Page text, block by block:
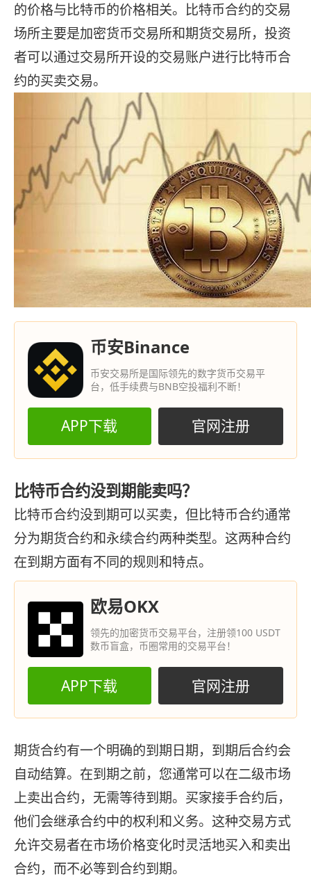
的价格与比特币的价格相关。比特币合约的交易
场所主要是加密货币交易所和期货交易所，投资
者可以通过交易所开设的交易账户进行比特币合
约的买卖交易。
币安Binance
币安交易所是国际领先的数字货币交易平
台，低手续费与BNB空投福利不断！
APP下载 官网注册
比特币合约没到期能卖吗？
比特币合约没到期可以买卖，但比特币合约通常
分为期货合约和永续合约两种类型。这两种合约
在到期方面有不同的规则和特点。
欧易OKX
领先的加密货币交易平台，注册领100 USDT
数币盲盒，币圈常用的交易平台！
APP下载 官网注册
期货合约有一个明确的到期日期，到期后合约会
自动结算。在到期之前，您通常可以在二级市场
上卖出合约，无需等待到期。买家接手合约后，
他们会继承合约中的权利和义务。这种交易方式
允许交易者在市场价格变化时灵活地买入和卖出
合约，而不必等到合约到期。